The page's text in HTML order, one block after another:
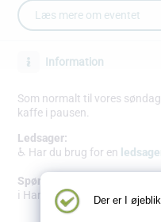
Læs mere om eventet
Information
Som normalt til vores
kaffe i pausen.
Ledsager:
♿ Har du brug for en
Spørgsmål
ℹ️ Har du spørgsmål?
Find
Der er I